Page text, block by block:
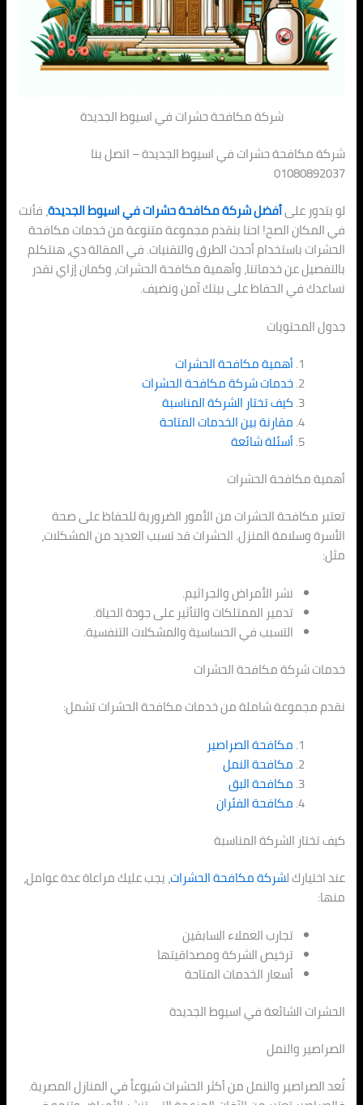
شركة مكافحة حشرات في اسيوط الجديدة
شركة مكافحة حشرات في اسيوط الجديدة – اتصل بنا
01080892037
لو بتدور علىأفضل شركة مكافحة حشرات في اسيوط الجديدة، فأنت
في المكان الصح! احنا بنقدم مجموعة متنوعة من خدمات مكافحة
الحشرات باستخدام أحدث الطرق والتقنيات. في المقالة دي، هنتكلم
بالتفصيل عن خدماتنا، وأهمية مكافحة الحشرات، وكمان إزاي نقدر
نساعدك في الحفاظ على بيتك آمن ونضيف.
جدول المحتويات
أهمية مكافحة الحشرات
خدمات شركة مكافحة الحشرات
كيف تختار الشركة المناسبة
مقارنة بين الخدمات المتاحة
أسئلة شائعة
أهمية مكافحة الحشرات
تعتبر مكافحة الحشرات من الأمور الضرورية للحفاظ على صحة
الأسرة وسلامة المنزل. الحشرات قد تسبب العديد من المشكلات،
مثل:
نشر الأمراض والجراثيم.
تدمير الممتلكات والتأثير على جودة الحياة.
التسبب في الحساسية والمشكلات التنفسية.
خدمات شركة مكافحة الحشرات
نقدم مجموعة شاملة من خدمات مكافحة الحشرات تشمل:
مكافحة الصراصير
مكافحة النمل
مكافحة البق
مكافحة الفئران
كيف تختار الشركة المناسبة
عند اختيارك لشركة مكافحة الحشرات، يجب عليك مراعاة عدة عوامل،
منها:
تجارب العملاء السابقين
ترخيص الشركة ومصداقيتها
أسعار الخدمات المتاحة
الحشرات الشائعة في اسيوط الجديدة
الصراصير والنمل
تُعد الصراصير والنمل من أكثر الحشرات شيوعاً في المنازل المصرية.